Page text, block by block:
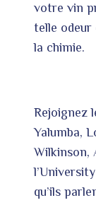
votre vin
telle odeur
la chimie.
Rejoignez
Yalumba,
Wilkinson,
qu’ils